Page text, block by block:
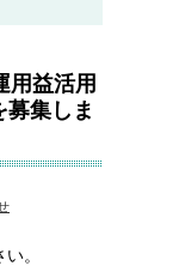
用益活用
集しま
。